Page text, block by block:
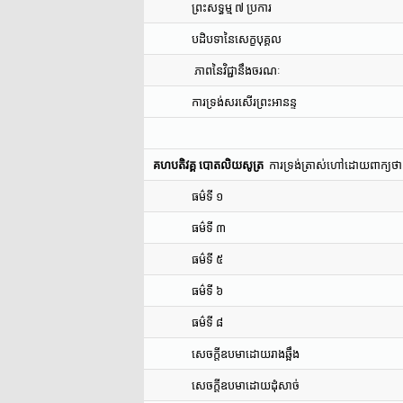
ព្រះសទ្ធម្ម ៧ ប្រការ
បដិបទានៃសេក្ខបុគ្គល
ភាពនៃវិជ្ជានឹងចរណៈ
ការទ្រង់សរសើរព្រះអានន្ទ
គហបតិវគ្គ បោតលិយសូត្រ ការទ្រង់ត្រាស់ហៅដោយពាក្យ
ធម៌ទី ១
ធម៌ទី ៣
ធម៌ទី ៥
ធម៌ទី ៦
ធម៌ទី ៨
សេចក្តីឧបមាដោយរាងឆ្អឹង
សេចក្តីឧបមាដោយដុំសាច់